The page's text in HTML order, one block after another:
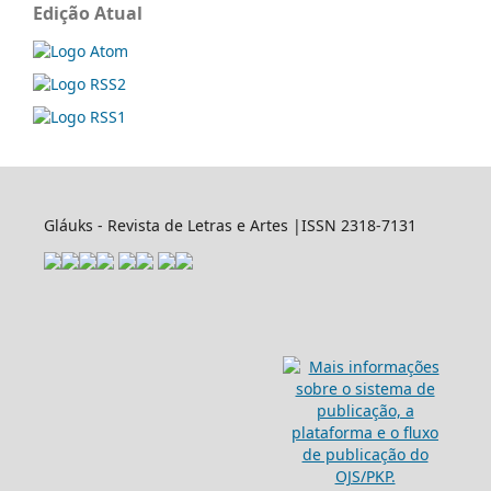
Edição Atual
Gláuks - Revista de Letras e Artes |ISSN 2318-7131